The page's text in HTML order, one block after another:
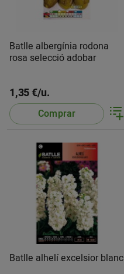
Batlle albergínia rodona
rosa selecció adobar
1,35 €/u.
Comprar
Batlle alhelí excelsior blanc